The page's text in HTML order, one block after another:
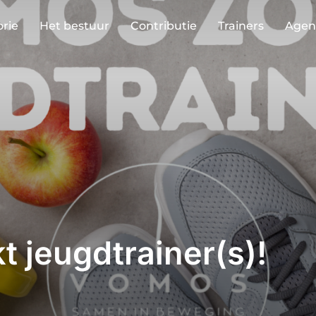
Het bestuur Contributie Trainers
jeugdtrainer(s)!